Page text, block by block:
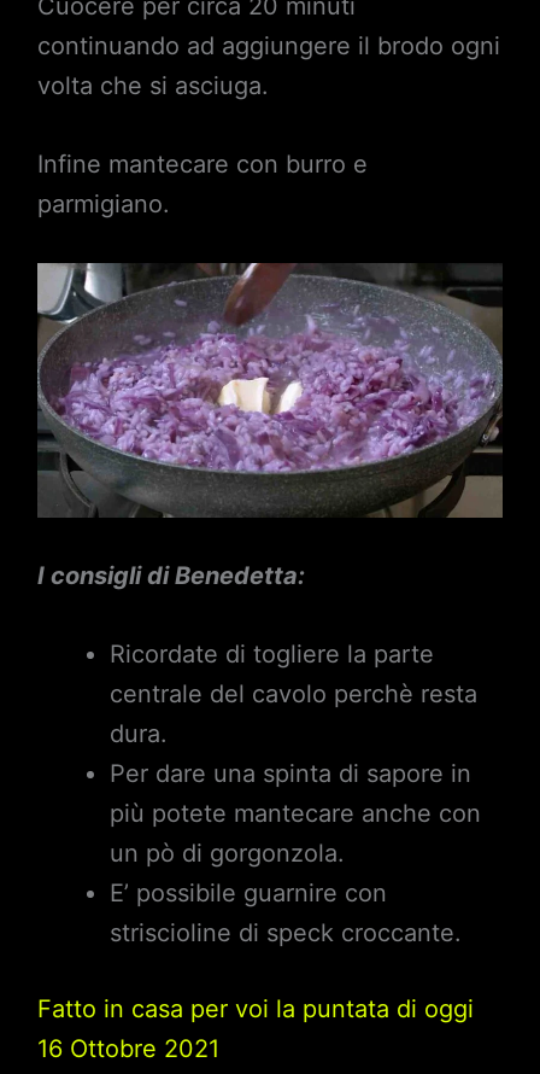
Cuocere per circa 20 minuti
continuando ad aggiungere il brodo ogni
volta che si asciuga.
Infine mantecare con burro e
parmigiano.
I consigli di Benedetta:
Ricordate di togliere la parte
centrale del cavolo perchè resta
dura.
Per dare una spinta di sapore in
più potete mantecare anche con
un pò di gorgonzola.
E’ possibile guarnire con
striscioline di speck croccante.
Fatto in casa per voi la puntata di oggi
16 Ottobre 2021